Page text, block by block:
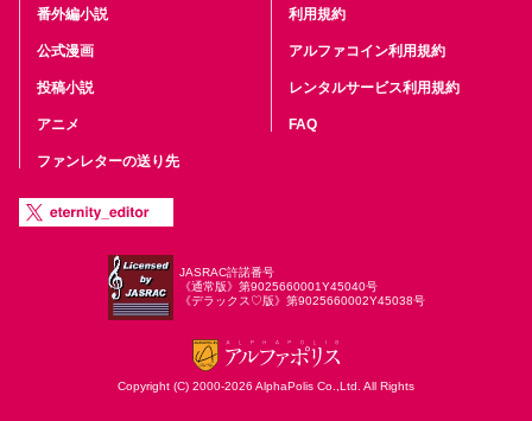
番外編小説
公式漫画
投稿小説
アニメ
ファンレターの送り先
利用規約
アルファコイン利用規約
レンタルサービス利用規約
FAQ
JASRAC許諾番号
《通常版》第9025660001Y45040号
《デラックス♡版》第9025660002Y45038号
Copyright (C) 2000-2026 AlphaPolis Co.,Ltd. All Rights